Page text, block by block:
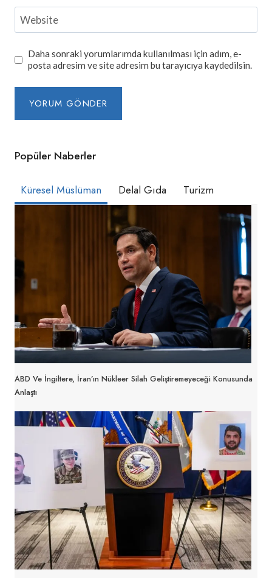
Website
Daha sonraki yorumlarımda kullanılması için adım, e-
posta adresim ve site adresim bu tarayıcıya kaydedilsin.
Popüler Naberler
Küresel Müslüman Delal Gıda Turizm
ABD Ve İngiltere, İran’ın Nükleer Silah Geliştiremeyeceği Konusunda
Anlaştı